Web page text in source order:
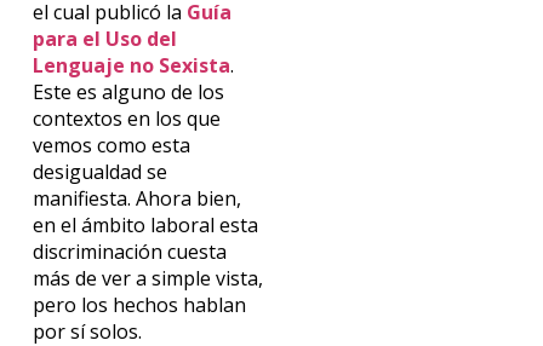
el cual publicó la Guía
para el Uso del
Lenguaje no Sexista.
Este es alguno de los
contextos en los que
vemos como esta
desigualdad se
manifiesta. Ahora bien,
en el ámbito laboral esta
discriminación cuesta
más de ver a simple vista,
pero los hechos hablan
por sí solos.